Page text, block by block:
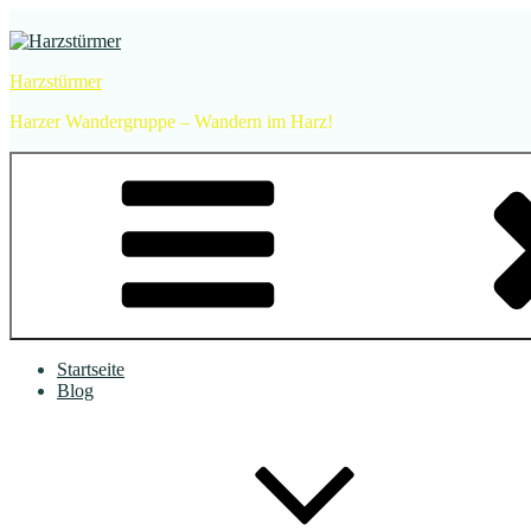
Inhalt
Harzstürmer
Harzer Wandergruppe – Wandern im Harz!
Startseite
Blog